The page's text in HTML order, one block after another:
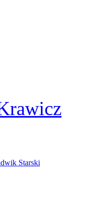
Starski